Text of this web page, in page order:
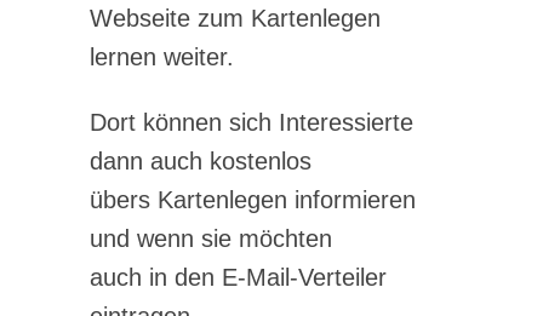
Webseite zum Kartenlegen
lernen weiter.
Dort können sich Interessierte
dann auch kostenlos
übers Kartenlegen informieren
und wenn sie möchten
auch in den E-Mail-Verteiler